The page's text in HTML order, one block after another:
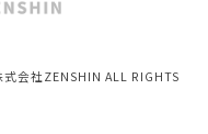
会社ZENSHIN ALL RIGHTS